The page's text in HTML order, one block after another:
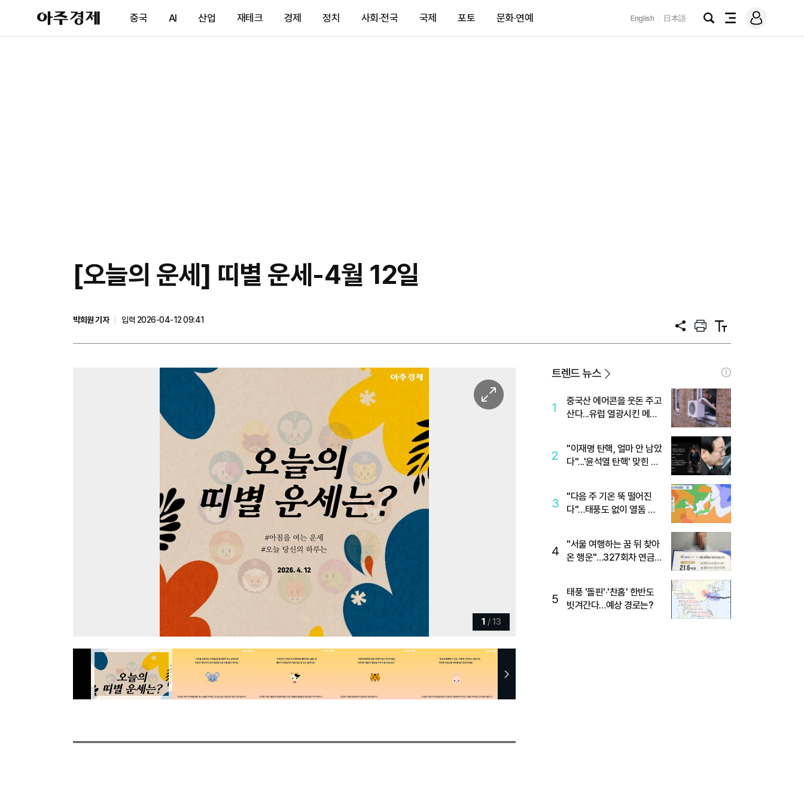
아
주
제
중국 AI 산업 재테크 경제 정치 사회·전국 국제 포토 문화·연예 English 日本語
검
전
메
그
[오늘의 운세] 띠별 운세-4월 12일
박희원 기자
입력 2026-04-12 09:41
공
프
트
텍
트
이
미
지
확
1 /13
트렌드 뉴스
1
중국산 에어콘을 웃돈 주고
산다...유럽 열광시킨 메이
2
"이재명 탄핵, 얼마 안 남았
다"...'윤석열 탄핵' 맞힌 무
3
"다음 주 기온 뚝 떨어진
다"…태풍도 없이 열돔 박
4
"서울 여행하는 꿈 뒤 찾아
온 행운"…327회차 연금
5
태풍 '돌핀'·'찬홈' 한반도
빗겨간다…예상 경로는?